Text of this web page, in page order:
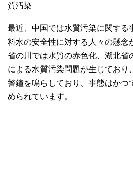
質汚染
最近、中国では水質汚染に関する
料水の安全性に対する人々の懸念
省の川では水質の赤色化、湖北省
による水質汚染問題が生じており
警鐘を鳴らしており、事態はかつ
められています。